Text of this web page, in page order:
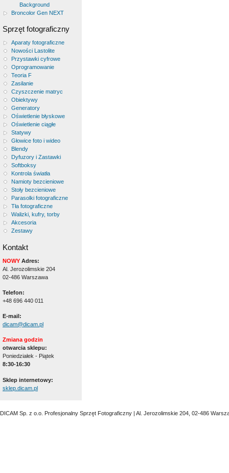
Background
Broncolor Gen NEXT
Sprzęt fotograficzny
Aparaty fotograficzne
Nowości Lastolite
Przystawki cyfrowe
Oprogramowanie
Teoria F
Zasilanie
Czyszczenie matryc
Obiektywy
Generatory
Oświetlenie błyskowe
Oświetlenie ciągłe
Statywy
Głowice foto i wideo
Blendy
Dyfuzory i Zastawki
Softboksy
Kontrola światła
Namioty bezcieniowe
Stoły bezcieniowe
Parasolki fotograficzne
Tła fotograficzne
Walizki, kufry, torby
Akcesoria
Zestawy
Kontakt
NOWY Adres:
Al. Jerozolimskie 204
02-486 Warszawa
Telefon:
+48 696 440 011
E-mail:
dicam@dicam.pl
Zmiana godzin
otwarcia sklepu:
Poniedziałek - Piątek
8:30-16:30
Sklep internetowy:
sklep.dicam.pl
DICAM Sp. z o.o. Profesjonalny Sprzęt Fotograficzny | Al. Jerozolimskie 204, 02-486